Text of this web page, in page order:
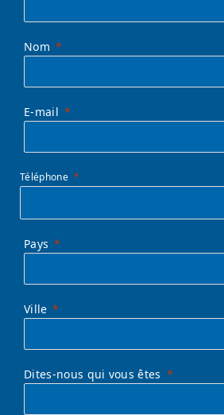
Nom
E-mail
Téléphone
Pays
Ville
Dites-nous qui vous êtes